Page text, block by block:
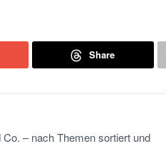
Share
– nach Themen sortiert und